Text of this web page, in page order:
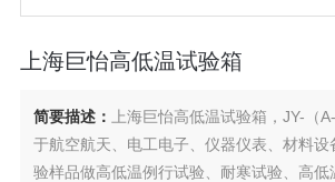
上海巨怡高低温试验箱
简要描述：
上海巨怡高低温试验箱，JY-（
于航空航天、电工电子、仪器仪表、材料设
验样品做高低温例行试验、耐寒试验、高低